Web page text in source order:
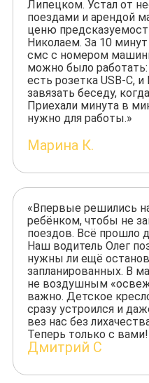
Липецком. Устал от
поездами и арендой
ценю
Николаем. За 10
смс с номером
можно было
есть розетка USB-C,
завязать беседу,
Приехали минута в
нужно для работы.»
Марина К.
«Впервые решились
ребёнком, чтобы не
поездов. Всё прошло
Наш водитель Олег
нужны ли ещё
запланированных. В
не воздушным
важно. Детское
сразу устроился и
вез нас без
Теперь только с
Дмитрий С